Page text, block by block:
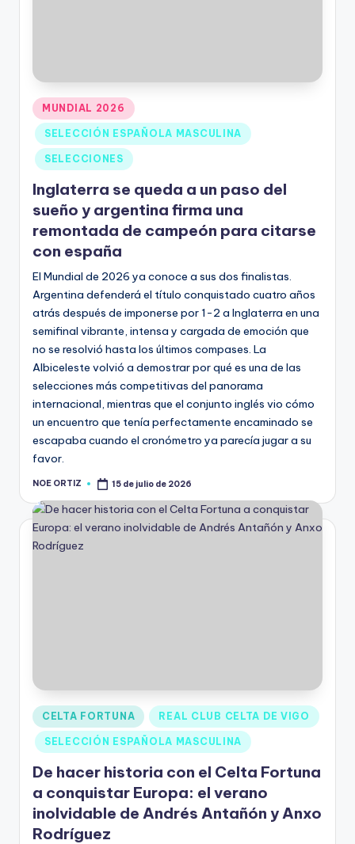
MUNDIAL 2026
SELECCIÓN ESPAÑOLA MASCULINA
SELECCIONES
Inglaterra se queda a un paso del
sueño y argentina firma una
remontada de campeón para citarse
con españa
El Mundial de 2026 ya conoce a sus dos finalistas.
Argentina defenderá el título conquistado cuatro años
atrás después de imponerse por 1-2 a Inglaterra en una
semifinal vibrante, intensa y cargada de emoción que
no se resolvió hasta los últimos compases. La
Albiceleste volvió a demostrar por qué es una de las
selecciones más competitivas del panorama
internacional, mientras que el conjunto inglés vio cómo
un encuentro que tenía perfectamente encaminado se
escapaba cuando el cronómetro ya parecía jugar a su
favor.
NOE ORTIZ 15 de julio de 2026
CELTA FORTUNA REAL CLUB CELTA DE VIGO
SELECCIÓN ESPAÑOLA MASCULINA
De hacer historia con el Celta Fortuna
a conquistar Europa: el verano
inolvidable de Andrés Antañón y Anxo
Rodríguez